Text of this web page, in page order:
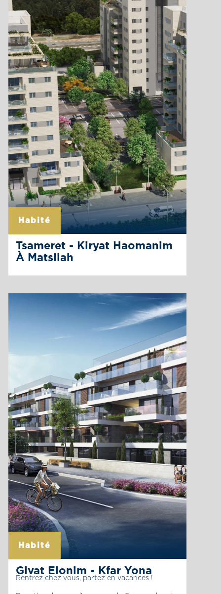
La page du projet
Habité
Tsameret - Kiryat Haomanim
À Matsliah
comprend 4 immeubles de 9 étages reliés par
un jardin et menant au grand parc. L’immeuble
est construit selon une norme de construction
durable et la réflexion dans la planification des
immeubles a mis la famille au centre. Par […]
La page du projet
Habité
Givat Elonim - Kfar Yona
Rentrez chez vous, partez en vacances !